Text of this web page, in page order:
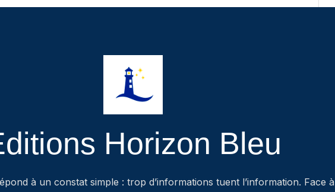
Horizon Bleu
à un constat simple : trop d’informations tuent l’information. Face à